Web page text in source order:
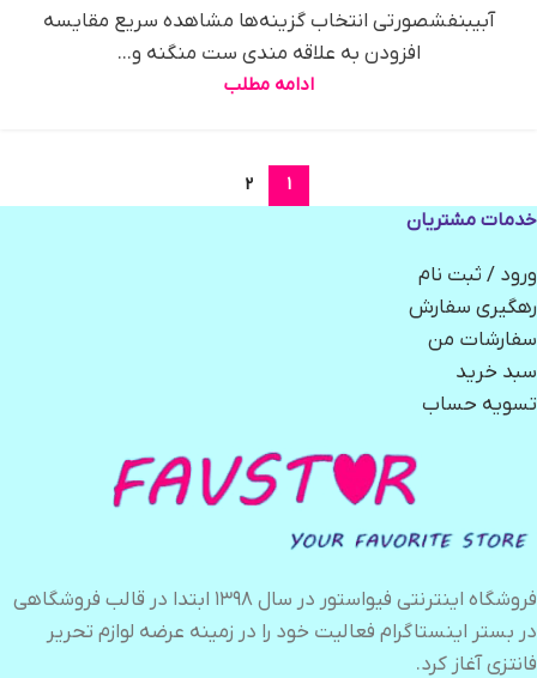
آبیبنفشصورتی انتخاب گزینه‌ها مشاهده سریع مقایسه
افزودن به علاقه مندی ست منگنه و...
ادامه مطلب
1
2
خدمات مشتریان
ورود / ثبت نام
رهگیری سفارش
سفارشات من
سبد خرید
تسویه حساب
فروشگاه اینترنتی فیواستور در سال ۱۳۹۸ ابتدا در قالب فروشگاهی
در بستر اینستاگرام فعالیت خود را در زمینه عرضه لوازم تحریر
فانتزی آغاز کرد.